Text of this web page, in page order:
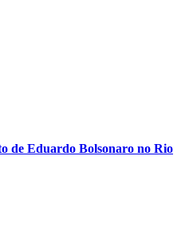
de Eduardo Bolsonaro no Rio